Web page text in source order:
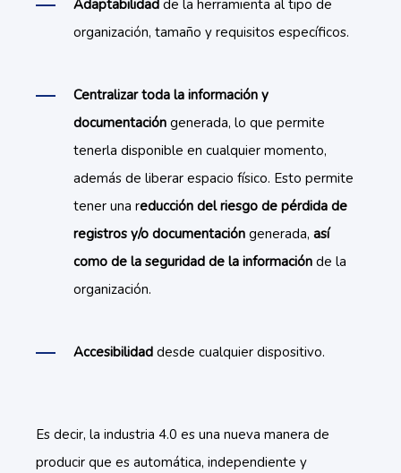
Adaptabilidad de la herramienta al tipo de
organización, tamaño y requisitos específicos.
Centralizar toda la información y
documentación generada, lo que permite
tenerla disponible en cualquier momento,
además de liberar espacio físico. Esto permite
tener una reducción del riesgo de pérdida de
registros y/o documentación generada, así
como de la seguridad de la información de la
organización.
Accesibilidad desde cualquier dispositivo.
Es decir, la industria 4.0 es una nueva manera de
producir que es automática, independiente y